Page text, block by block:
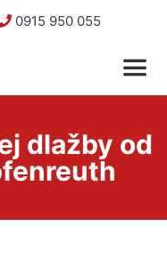
0915 950 055
dlažby od